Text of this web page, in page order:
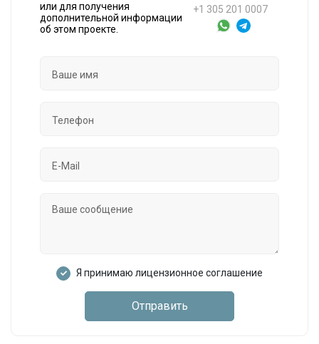
или для получения
дополнительной информации
об этом проекте.
+1 305 201 0007
Я принимаю лицензионное соглашение
Отправить